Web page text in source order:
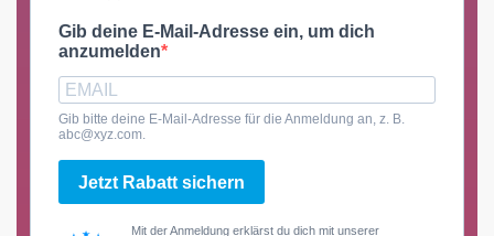
Gib deine E-Mail-Adresse ein, um dich
anzumelden
Gib bitte deine E-Mail-Adresse für die Anmeldung an, z. B.
abc@xyz.com.
Jetzt Rabatt sichern
Mit der Anmeldung erklärst du dich mit unserer